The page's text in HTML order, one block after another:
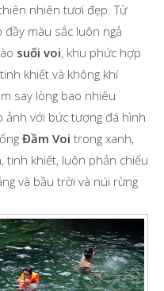
nhiên tươi đẹp. Từ
màu sắc luôn ngả
suối voi, khu phức hợp
khiết và không khí
say lòng bao nhiêu
ảnh với bức tượng đá hình
Đầm Voi trong xanh,
khiết, luôn phản chiếu
và bầu trời và núi rừng